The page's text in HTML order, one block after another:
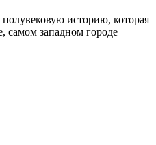
историю, которая
самом западном городе